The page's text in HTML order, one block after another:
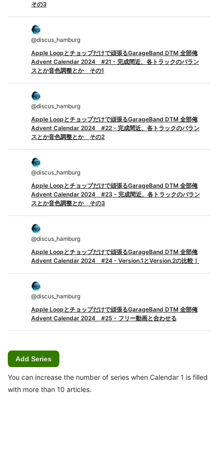
その3
@discus_hamburg
Apple Loopとチョップだけで頑張るGarageBand DTM 全部俺
Advent Calendar 2024 #21 - 完成間近、各トラックのバラン
スとか音色調整とか その1
@discus_hamburg
Apple Loopとチョップだけで頑張るGarageBand DTM 全部俺
Advent Calendar 2024 #22 - 完成間近、各トラックのバラン
スとか音色調整とか その2
@discus_hamburg
Apple Loopとチョップだけで頑張るGarageBand DTM 全部俺
Advent Calendar 2024 #23 - 完成間近、各トラックのバラン
スとか音色調整とか その3
@discus_hamburg
Apple Loopとチョップだけで頑張るGarageBand DTM 全部俺
Advent Calendar 2024 #24 - Version.1とVersion.2の比較！
@discus_hamburg
Apple Loopとチョップだけで頑張るGarageBand DTM 全部俺
Advent Calendar 2024 #25 - フリー動画と合わせる
Add Series
You can increase the number of series when Calendar 1 is filled
with more than 10 articles.